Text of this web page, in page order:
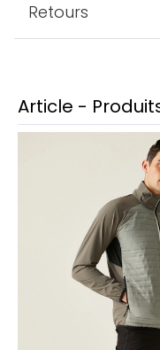
Retours
Article -